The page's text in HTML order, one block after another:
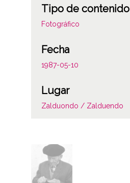
Tipo de contenido
Fotográfico
Fecha
1987-05-10
Lugar
Zalduondo / Zalduendo
CC BY-NC-SA 4.0